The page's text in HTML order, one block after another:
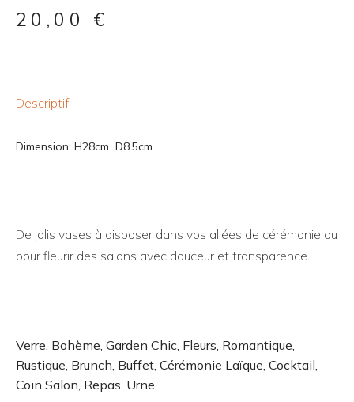
20,00 €
Descriptif:
Dimension: H28cm D8.5cm
De jolis vases à disposer dans vos allées de cérémonie ou
pour fleurir des salons avec douceur et transparence.
Verre, Bohème, Garden Chic, Fleurs, Romantique,
Rustique, Brunch, Buffet, Cérémonie Laïque, Cocktail,
Coin Salon, Repas, Urne …